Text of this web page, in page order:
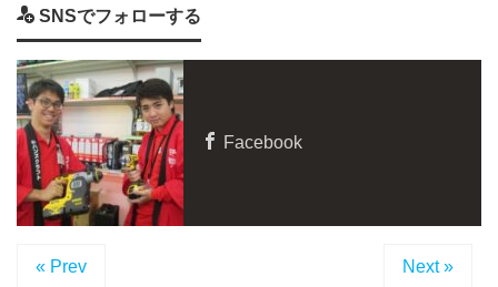
SNSでフォローする
Facebook
« Prev Next »